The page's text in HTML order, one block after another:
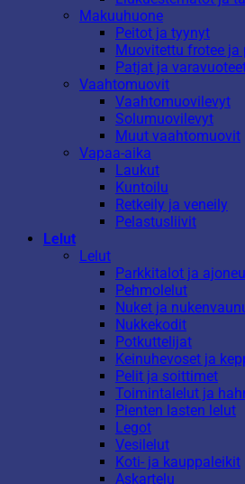
Makuuhuone
Peitot ja tyynyt
Muovitettu frotee
Patjat ja
Vaahtomuovit
Vaahtomuovilevyt
Solumuovilevyt
Muut vaahtomuovit
Vapaa-aika
Laukut
Kuntoilu
Retkeily ja veneily
Pelastusliivit
Lelut
Lelut
Parkkitalot ja
Pehmolelut
Nuket ja
Nukkekodit
Potkuttelijat
Keinuhevoset ja
Pelit ja soittimet
Toimintalelut ja
Pienten lasten lelut
Legot
Vesilelut
Koti- ja kauppaleikit
Askartelu